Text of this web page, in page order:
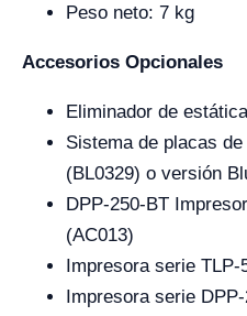
Peso neto: 7 kg
Accesorios Opcionales
Eliminador de
Sistema de placas
(BL0329) o versión
DPP-250-BT
(AC013)
Impresora serie
Impresora serie